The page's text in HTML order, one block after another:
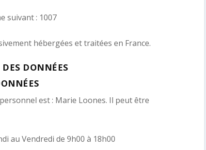
suivant : 1007
hébergées et traitées en France.
DONNÉES
est : Marie Loones. Il peut être
au Vendredi de 9h00 à 18h00